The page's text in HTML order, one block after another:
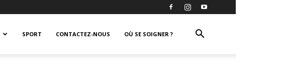
SPORT CONTACTEZ-NOUS OÙ SE SOIGNER ?